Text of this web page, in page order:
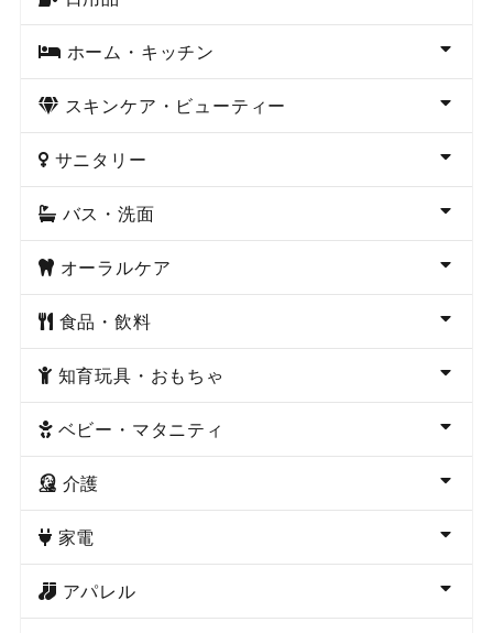
ホーム・キッチン
スキンケア・ビューティー
サニタリー
バス・洗面
オーラルケア
食品・飲料
知育玩具・おもちゃ
ベビー・マタニティ
介護
家電
アパレル